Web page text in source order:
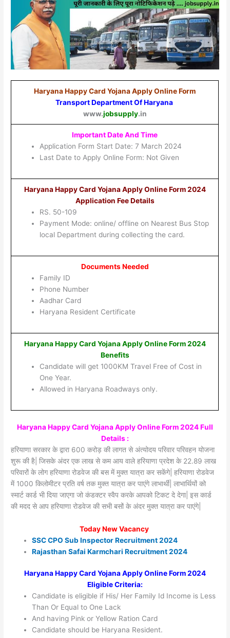
Haryana Happy Card Yojana Apply Online Form
Transport Department Of Haryana
www.jobsupply.in
Important Date And Time
Application Form Start Date: 7 March 2024
Last Date to Apply Online Form: Not Given
Haryana Happy Card Yojana Apply Online Form 2024
Application Fee Details
RS. 50-109
Payment Mode: online/ offline on Nearest Bus Stop
local Department during collecting the card.
Documents Needed
Family ID
Phone Number
Aadhar Card
Haryana Resident Certificate
Haryana Happy Card Yojana Apply Online Form 2024
Benefits
Candidate will get 1000KM Travel Free of Cost in
One Year.
Allowed in Haryana Roadways only.
Haryana Happy Card Yojana Apply Online Form 2024 Full
Details :
हरियाणा सरकार के द्वारा 600 करोड़ की लागत से अंत्योदय परिवार परिवहन योजना
शुरू की है| जिसके अंदर एक लाख से कम आय वाले हरियाणा प्रदेश के 22.89 लाख
परिवारों के लोग हरियाणा रोडवेज की बस में मुक्त यात्रा कर सकेंगे| हरियाणा रोडवेज
में 1000 किलोमीटर प्रति वर्ष तक मुक्त यात्रा कर पाएंगे लाभार्थी| लाभार्थियों को
स्मार्ट कार्ड भी दिया जाएगा जो कंडक्टर स्वैप करके आपको टिकट दे देगा| इस कार्ड
की मदद से आप हरियाणा रोडवेज की सभी बसों के अंदर मुक्त यात्रा कर पाएंगे|
Today New Vacancy
SSC CPO Sub Inspector Recruitment 2024
Rajasthan Safai Karmchari Recruitment 2024
Haryana Happy Card Yojana Apply Online Form 2024
Eligible Criteria:
Candidate is eligible if His/ Her Family Id Income is Less
Than Or Equal to One Lack
And having Pink or Yellow Ration Card
Candidate should be Haryana Resident.